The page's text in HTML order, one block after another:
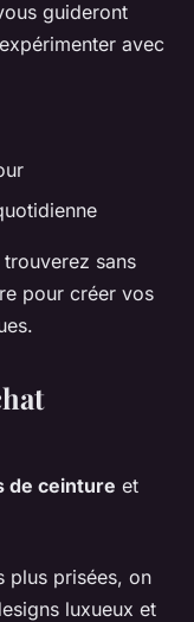
guideront
avec
sans
pour créer vos
de ceinture et
plus prisées, on
luxueux et